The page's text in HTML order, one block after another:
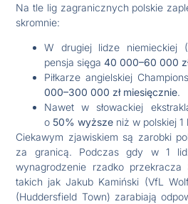
Na tle lig zagranicznych polskie
skromnie:
W drugiej lidze niemieckiej
pensja sięga40 000–60 000
Piłkarze angielskiej
000–300 000 zł miesięcznie.
Nawet w słowackiej
o 50% wyższe niż w polskiej 1
Ciekawym zjawiskiem są zarobki
za granicą. Podczas gdy w 1
wynagrodzenie rzadko
takich jak Jakub Kamiński (VfL
(Huddersfield Town) zarabiają